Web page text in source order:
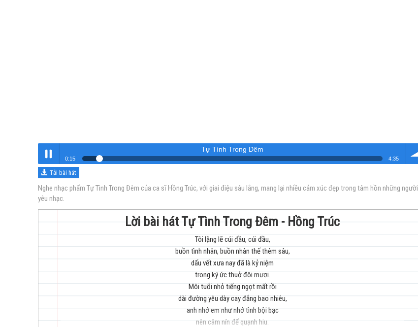
Nghe
Tự Tình Trong Đêm
0:16 4:35
Tự Tình Trong Đêm
Tải bài hát
Nghe nhạc phẩm Tự Tình Trong Đêm của ca sĩ Hồng Trúc, với giai điệu sâu lắng, mang lại nhiều cảm xúc đẹp trong tâm hồn những người
yêu nhạc.
Lời bài hát Tự Tình Trong Đêm - Hồng Trúc
Tôi lặng lẽ cúi đầu, cúi đầu,
buồn tình nhân, buồn nhân thế thêm sâu,
dấu vết xưa nay đã là kỷ niệm
trong ký ức thuở đôi mươi.
Môi tuổi nhỏ tiếng ngọt mất rồi
dài đường yêu dày cay đắng bao nhiêu,
anh nhớ em như nhớ tình bội bạc
nên câm nín để quạnh hiu.